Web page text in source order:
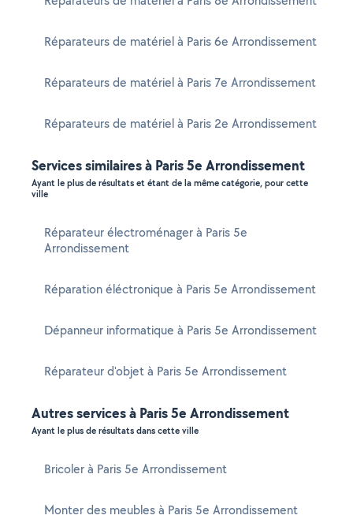
Réparateurs de matériel à Paris 6e Arrondissement
Réparateurs de matériel à Paris 7e Arrondissement
Réparateurs de matériel à Paris 2e Arrondissement
Services similaires à Paris 5e Arrondissement
Ayant le plus de résultats et étant de la même catégorie, pour cette
ville
Réparateur électroménager à Paris 5e
Arrondissement
Réparation éléctronique à Paris 5e Arrondissement
Dépanneur informatique à Paris 5e Arrondissement
Réparateur d'objet à Paris 5e Arrondissement
Autres services à Paris 5e Arrondissement
Ayant le plus de résultats dans cette ville
Bricoler à Paris 5e Arrondissement
Monter des meubles à Paris 5e Arrondissement